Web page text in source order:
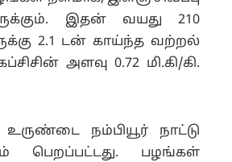
இதன் வயது 210
2.1 டன் காய்ந்த வற்றல்
அளவு 0.72 மி.கி/கி.
உருண்டை நம்பியூர் நாட்டு
பெறப்பட்டது. பழங்கள்